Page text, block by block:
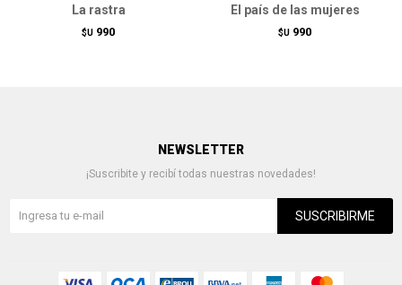
La rastra
$U 990
El país de las mujeres
$U 990
NEWSLETTER
¡Suscribite y recibí todas nuestras novedades!
SUSCRIBIRME